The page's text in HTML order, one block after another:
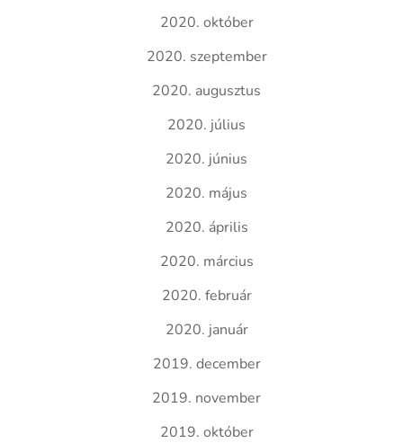
2020. október
2020. szeptember
2020. augusztus
2020. július
2020. június
2020. május
2020. április
2020. március
2020. február
2020. január
2019. december
2019. november
2019. október